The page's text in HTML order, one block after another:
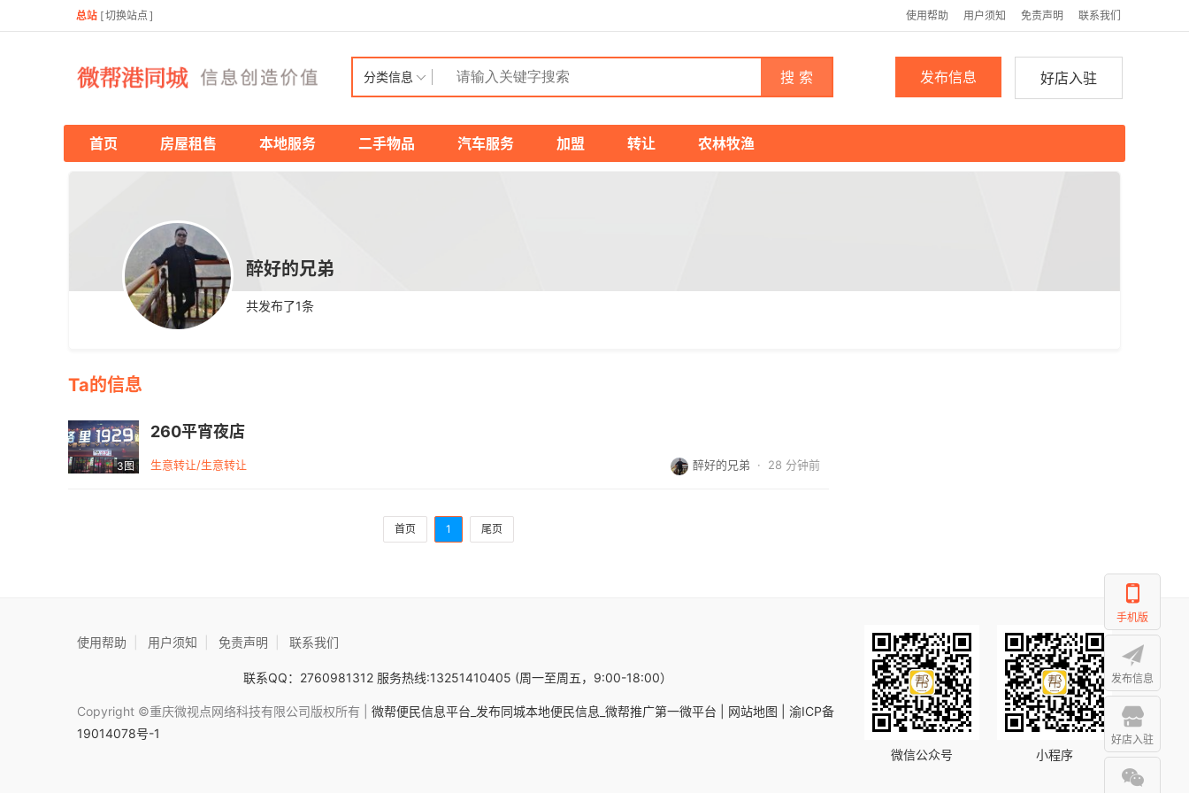
总站 [切换站点 ] 使用帮助 用户须知 免责声明 联系我们
分类信息 搜 索 好店入驻
发布信息
首页 房屋租售 本地服务 二手物品 汽车服务 加盟 转让 农林牧渔
醉好的兄弟
共发布了1条
Ta的信息
3图
260平宵夜店
生意转让/生意转让 醉好的兄弟 · 28 分钟前
首页 1 尾页
使用帮助 用户须知 免责声明 联系我们
联系QQ：2760981312 服务热线:13251410405 (周一至周五，9:00-18:00）
Copyright ©重庆微视点网络科技有限公司版权所有 | 微帮便民信息平台_发布同城本地便民信息_微帮推广第一微平台 | 网站地图 |
渝ICP备
19014078号-1
小程序
微信公众号
手机版
发布信息
好店入驻